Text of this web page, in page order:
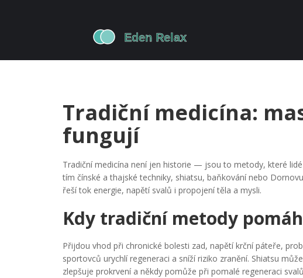
Tradiční medicína:
fungují
Tradiční medicína není jen historie — jsou to metody, které
tím čínské a thajské techniky, shiatsu, baňkování nebo
řeší tok energie, napětí svalů i propojení těla a mysli.
Kdy tradiční metody
Přijdou vhod při chronické bolesti zad, napětí krční páteře,
sportovců urychlí regeneraci a sníží riziko zranění. Shiatsu
zlepšuje prokrvení a někdy pomůže při pomalé regeneraci